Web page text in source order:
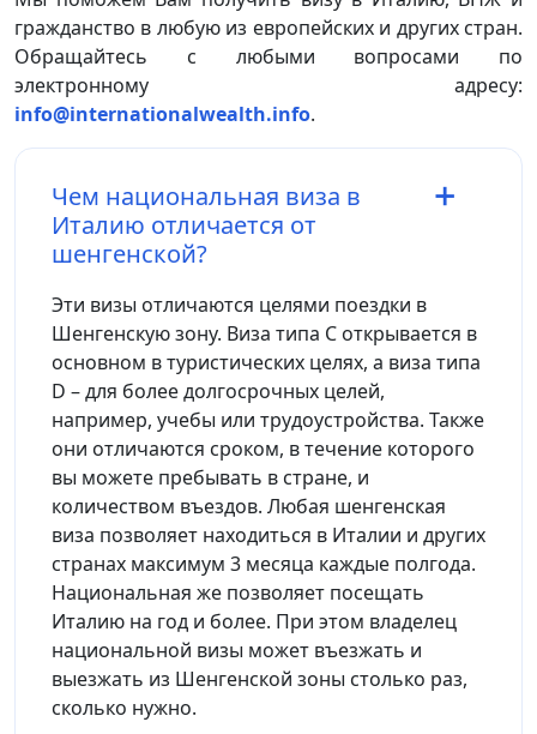
гражданство в любую из европейских и других стран.
Обращайтесь с любыми вопросами по
электронному адресу:
info@internationalwealth.info.
Чем национальная виза в
Италию отличается от
шенгенской?
Эти визы отличаются целями поездки в
Шенгенскую зону. Виза типа С открывается в
основном в туристических целях, а виза типа
D – для более долгосрочных целей,
например, учебы или трудоустройства. Также
они отличаются сроком, в течение которого
вы можете пребывать в стране, и
количеством въездов. Любая шенгенская
виза позволяет находиться в Италии и других
странах максимум 3 месяца каждые полгода.
Национальная же позволяет посещать
Италию на год и более. При этом владелец
национальной визы может въезжать и
выезжать из Шенгенской зоны столько раз,
сколько нужно.